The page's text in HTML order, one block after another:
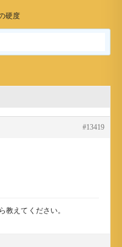
硬度
#13419
教えてください。